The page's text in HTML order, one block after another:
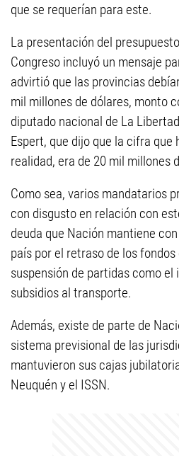
que se requerían para este.
La presentación del
Congreso incluyó un mensaje
advirtió que las provincias
mil millones de dólares, monto
diputado nacional de La
Espert, que dijo que la cifra que
realidad, era de 20 mil millones
Como sea, varios mandatarios
con disgusto en relación con
deuda que Nación mantiene
país por el retraso de los
suspensión de partidas como
subsidios al transporte.
Además, existe de parte de
sistema previsional de las
mantuvieron sus cajas
Neuquén y el ISSN.